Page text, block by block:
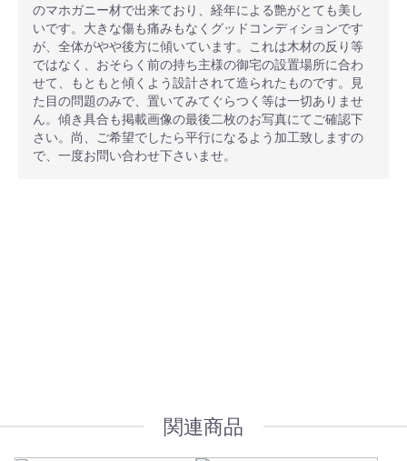
のマホガニー材で出来ており、経年による艶がとても美し
いです。大きな傷も痛みもなくグッドコンディションです
が、全体がやや後方に傾いています。これは木材の反り等
ではなく、おそらく前の持ち主様の御宅の設置場所に合わ
せて、もともと傾くよう設計されて造られたものです。見
た目の問題のみで、置いてみてぐらつく等は一切ありませ
ん。傾き具合も掲載画像の最後二枚のお写真にてご確認下
さい。尚、ご希望でしたら平行になるよう加工致しますの
で、一度お問い合わせ下さいませ。
関連商品